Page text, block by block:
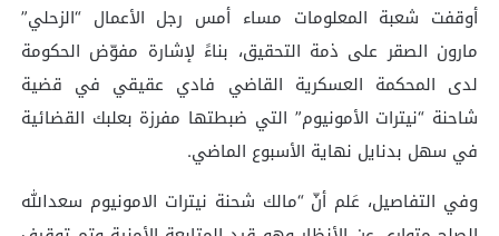
أوقفت شعبة المعلومات مساء أمس رجل الأعمال “الزحلي”
مارون الصقر على ذمة التحقيق، بناءً لإشارة مفوّض الحكومة
لدى المحكمة العسكرية القاضي فادي عقيقي في قضية
شاحنة “نيترات الأمونيوم” التي ضبطتها مفرزة بعلبك القضائية
في سهل بدنايل نهاية الأسبوع الماضي.
وفي التفاصيل، عَلم أنّ “مالك شحنة نيترات الامونيوم سعدالله